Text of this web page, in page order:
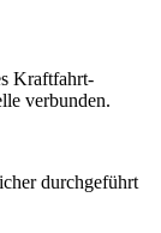
Kraftfahrt-
verbunden.
durchgeführt